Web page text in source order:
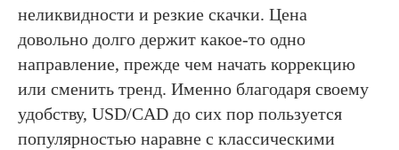
неликвидности и резкие скачки. Цена
довольно долго держит какое-то одно
направление, прежде чем начать коррекцию
или сменить тренд. Именно благодаря своему
удобству, USD/CAD до сих пор пользуется
популярностью наравне с классическими